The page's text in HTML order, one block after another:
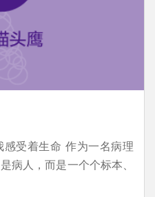
受着生命 作为一名病理
病人，而是一个个标本、